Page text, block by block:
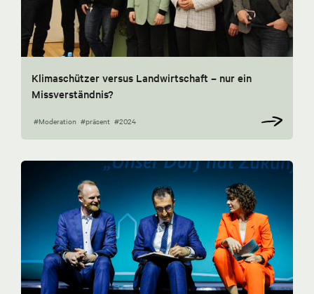
Klimaschützer versus Landwirtschaft – nur ein
Missverständnis?
#Moderation #präsent #2024